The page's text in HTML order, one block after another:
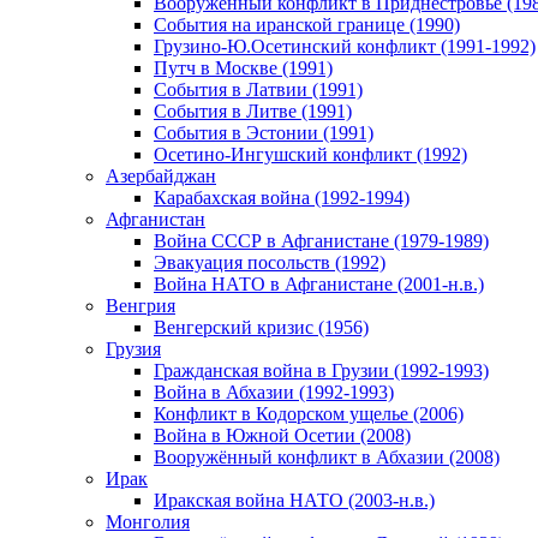
События на иранской границе (1990)
Грузино-Ю.Осетинский конфликт (1991-1992)
Путч в Москве (1991)
События в Латвии (1991)
События в Литве (1991)
События в Эстонии (1991)
Осетино-Ингушский конфликт (1992)
Азербайджан
Карабахская война (1992-1994)
Афганистан
Война СССР в Афганистане (1979-1989)
Эвакуация посольств (1992)
Война НАТО в Афганистане (2001-н.в.)
Венгрия
Венгерский кризис (1956)
Грузия
Гражданская война в Грузии (1992-1993)
Война в Абхазии (1992-1993)
Конфликт в Кодорском ущелье (2006)
Война в Южной Осетии (2008)
Вооружённый конфликт в Абхазии (2008)
Ирак
Иракская война НАТО (2003-н.в.)
Монголия